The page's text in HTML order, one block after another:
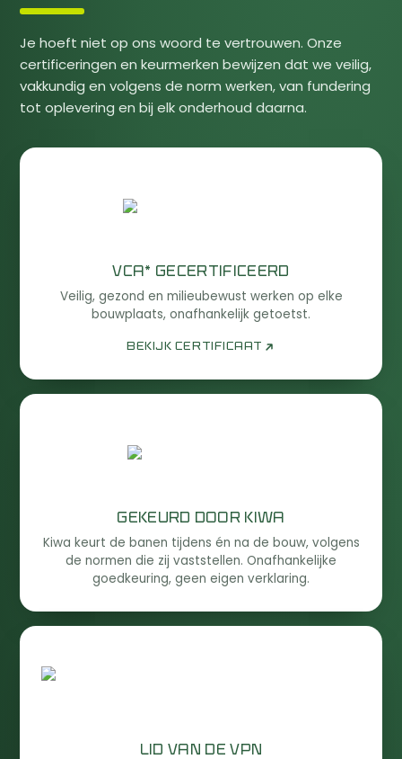
Je hoeft niet op ons woord te vertrouwen. Onze
certificeringen en keurmerken bewijzen dat we veilig,
vakkundig en volgens de norm werken, van fundering
tot oplevering en bij elk onderhoud daarna.
VCA* GECERTIFICEERD
Veilig, gezond en milieubewust werken op elke
bouwplaats, onafhankelijk getoetst.
BEKIJK CERTIFICAAT
GEKEURD DOOR KIWA
Kiwa keurt de banen tijdens én na de bouw, volgens
de normen die zij vaststellen. Onafhankelijke
goedkeuring, geen eigen verklaring.
LID VAN DE VPN